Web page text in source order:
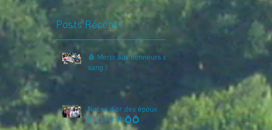
🩸 Merci aux donneurs de
sang !
Noces d’or des époux
KOLLMANN💍💍
Posts Récents